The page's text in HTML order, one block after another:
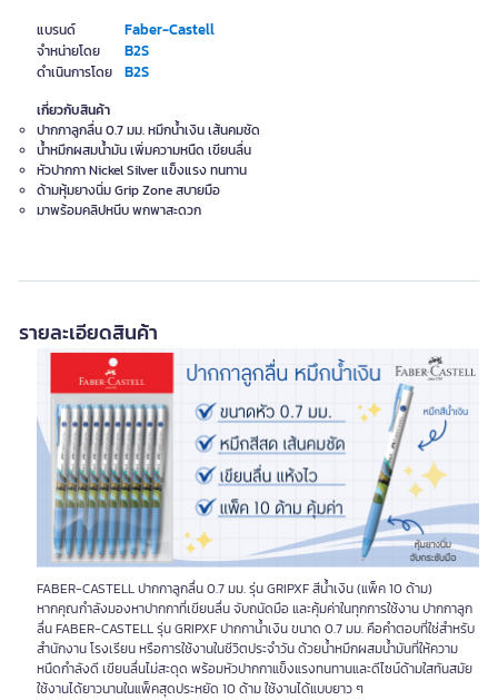
แบรนด์ Faber-Castell
จำหน่ายโดย B2S
ดำเนินการโดย B2S
เกี่ยวกับสินค้า
ปากกาลูกลื่น 0.7 มม. หมึกน้ำเงิน เส้นคมชัด
น้ำหมึกผสมน้ำมัน เพิ่มความหนืด เขียนลื่น
หัวปากกา Nickel Silver แข็งแรง ทนทาน
ด้ามหุ้มยางนิ่ม Grip Zone สบายมือ
มาพร้อมคลิปหนีบ พกพาสะดวก
รายละเอียดสินค้า
FABER-CASTELL ปากกาลูกลื่น 0.7 มม. รุ่น GRIPXF สีน้ำเงิน (แพ็ค 10 ด้าม)
หากคุณกำลังมองหาปากกาที่เขียนลื่น จับถนัดมือ และคุ้มค่าในทุกการใช้งาน ปากกาลูก
ลื่น FABER-CASTELL รุ่น GRIPXF ปากกาน้ำเงิน ขนาด 0.7 มม. คือคำตอบที่ใช่สำหรับ
สำนักงาน โรงเรียน หรือการใช้งานในชีวิตประจำวัน ด้วยน้ำหมึกผสมน้ำมันที่ให้ความ
หนืดกำลังดี เขียนลื่นไม่สะดุด พร้อมหัวปากกาแข็งแรงทนทานและดีไซน์ด้ามใสทันสมัย
ใช้งานได้ยาวนานในแพ็คสุดประหยัด 10 ด้าม ใช้งานได้แบบยาว ๆ